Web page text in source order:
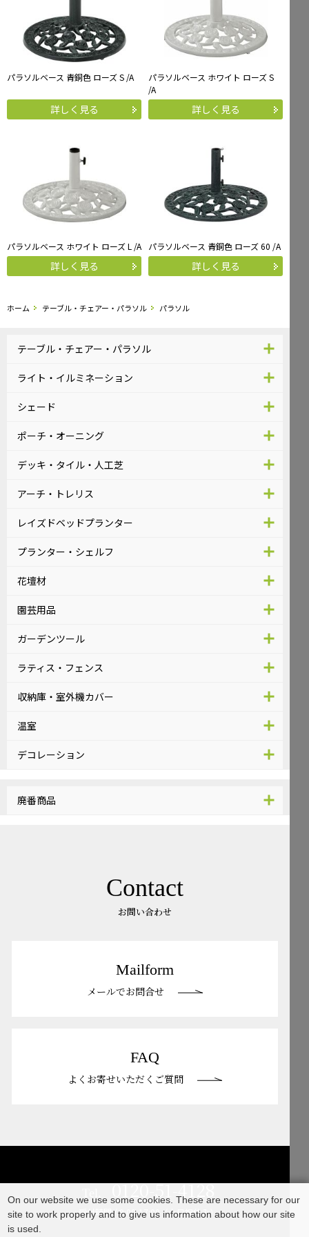
パラソルベース 青銅色 ローズ S /A
詳しく見る
パラソルベース ホワイト ローズ S
/A
詳しく見る
パラソルベース ホワイト ローズ L /A
詳しく見る
パラソルベース 青銅色 ローズ 60 /A
詳しく見る
ホーム テーブル・チェアー・パラソル パラソル
テーブル・チェアー・パラソル
ライト・イルミネーション
シェード
ポーチ・オーニング
デッキ・タイル・人工芝
アーチ・トレリス
レイズドベッドプランター
プランター・シェルフ
花壇材
園芸用品
ガーデンツール
ラティス・フェンス
収納庫・室外機カバー
温室
デコレーション
廃番商品
Contact
お問い合わせ
Mailform
メールでお問合せ
FAQ
よくお寄せいただくご質問
0120-51-4128
受付時間 / 9:00-17:00（土日祝休み）
On our website we use some cookies. These are necessary for our
site to work properly and to give us information about how our site
is used.